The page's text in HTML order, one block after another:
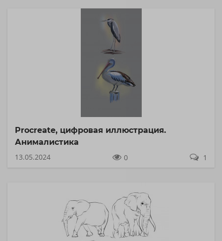
Procreate, цифровая иллюстрация.
Анималистика
13.05.2024
0 1